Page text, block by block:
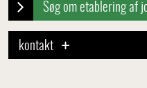
Søg om etablering af
kontakt